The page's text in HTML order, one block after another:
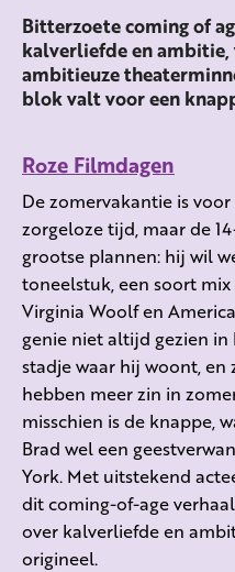
Bitterzoete coming of
kalverliefde en ambitie,
ambitieuze
blok valt voor een
Roze Filmdagen
De zomervakantie is
zorgeloze tijd, maar de
grootse plannen: hij wil
toneelstuk, een soort mix
Virginia Woolf en
genie niet altijd gezien
stadje waar hij woont, en
hebben meer zin in
misschien is de knappe,
Brad wel een
York. Met uitstekend
dit coming-of-age
over kalverliefde en
origineel.